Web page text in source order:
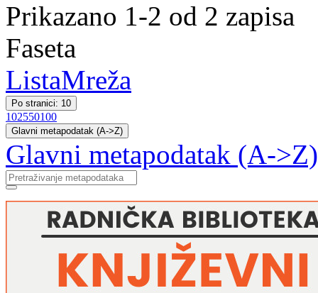
Prikazano 1-2 od 2 zapisa
Faseta
ListaMreža
Po stranici: 10
102550100
Glavni metapodatak (A->Z)
Glavni metapodatak (A->Z)